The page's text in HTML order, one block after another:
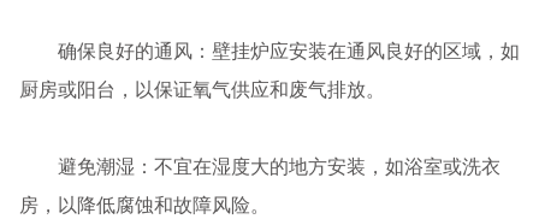
确保良好的通风：壁挂炉应安装在通风良好的区域，如
厨房或阳台，以保证氧气供应和废气排放。
避免潮湿：不宜在湿度大的地方安装，如浴室或洗衣
房，以降低腐蚀和故障风险。